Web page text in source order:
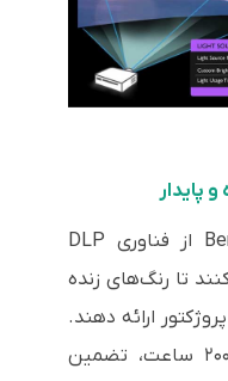
ویدئو پروژکتورهای لیزری BenQ از فناوری DLP
تا رنگ‌های زنده
ارائه دهند.
چیپ DLP با طول عمر ۲۰۰,۰۰۰ ساعت، تضمین